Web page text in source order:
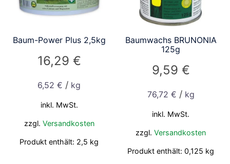
Baum-Power Plus 2,5kg
16,29 €
6,52€ / kg
inkl. MwSt.
zzgl. Versandkosten
Produkt enthält: 2,5 kg
Baumwachs BRUNONIA
125g
9,59 €
76,72 € / kg
inkl. MwSt.
zzgl.Versandkosten
Produkt enthält: 0,125 kg